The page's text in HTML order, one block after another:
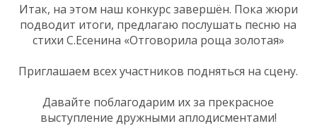
Итак, на этом наш конкурс завершён. Пока жюри
подводит итоги, предлагаю послушать песню на
стихи С.Есенина «Отговорила роща золотая»
Приглашаем всех участников подняться на сцену.
Давайте поблагодарим их за прекрасное
выступление дружными аплодисментами!